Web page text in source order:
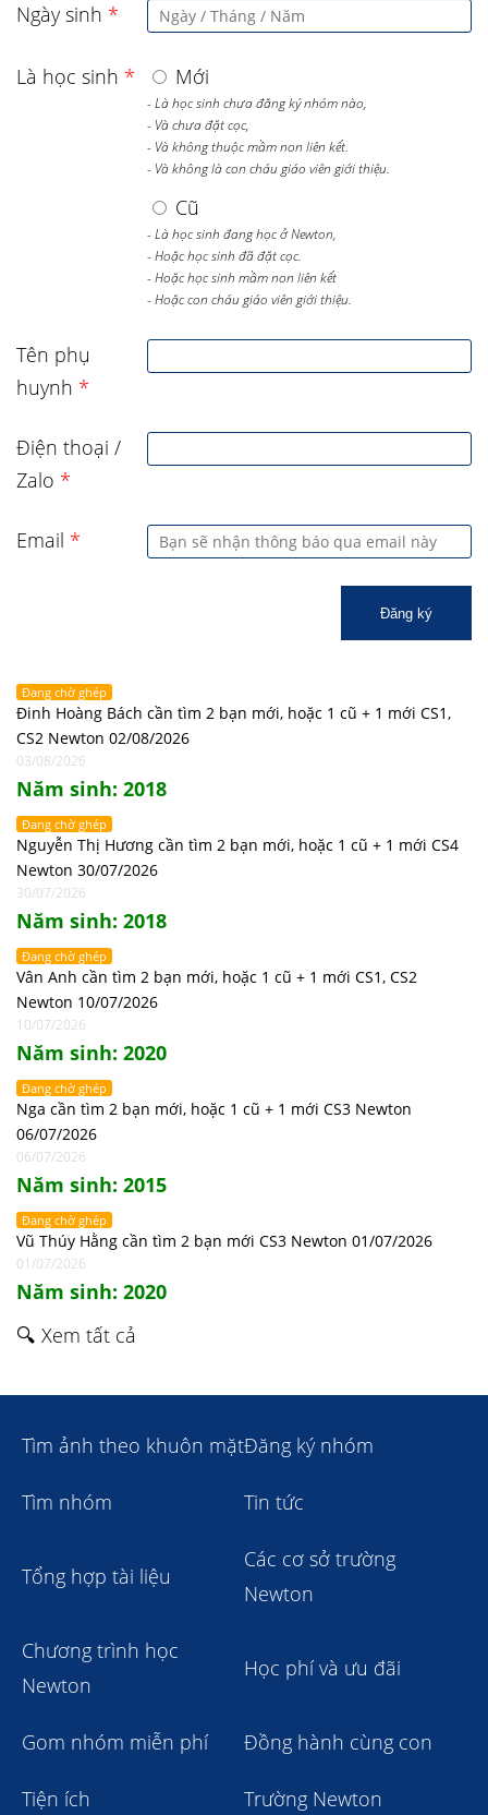
Ngày sinh *
Là học sinh * Mới
- Là học sinh chưa đăng ký nhóm nào,
- Và chưa đặt cọc,
- Và không thuộc mầm non liên kết.
- Và không là con cháu giáo viên giới thiệu.
Cũ
- Là học sinh đang học ở Newton,
- Hoặc học sinh đã đặt cọc.
- Hoặc học sinh mầm non liên kết
- Hoặc con cháu giáo viên giới thiệu.
Tên phụ
huynh *
Điện thoại /
Zalo *
Email *
Đăng ký
Đang chờ ghép
Đinh Hoàng Bách cần tìm 2 bạn mới, hoặc 1 cũ + 1 mới CS1,
CS2 Newton 02/08/2026
03/08/2026
Năm sinh: 2018
Đang chờ ghép
Nguyễn Thị Hương cần tìm 2 bạn mới, hoặc 1 cũ + 1 mới CS4
Newton 30/07/2026
30/07/2026
Năm sinh: 2018
Đang chờ ghép
Vân Anh cần tìm 2 bạn mới, hoặc 1 cũ + 1 mới CS1, CS2
Newton 10/07/2026
10/07/2026
Năm sinh: 2020
Đang chờ ghép
Nga cần tìm 2 bạn mới, hoặc 1 cũ + 1 mới CS3 Newton
06/07/2026
06/07/2026
Năm sinh: 2015
Đang chờ ghép
Vũ Thúy Hằng cần tìm 2 bạn mới CS3 Newton 01/07/2026
01/07/2026
Năm sinh: 2020
🔍 Xem tất cả
Tìm ảnh theo khuôn mặtĐăng ký nhóm
Tìm nhóm Tin tức
Tổng hợp tài liệu
Các cơ sở trường
Newton
Chương trình học
Newton
Học phí và ưu đãi
Gom nhóm miễn phí Đồng hành cùng con
Tiện ích Trường Newton